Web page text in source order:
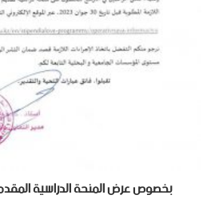
بخصوص عرض المنحة الدراسية